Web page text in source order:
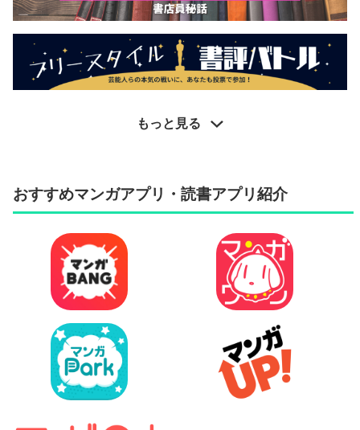
もっと見る
おすすめマンガアプリ・読書アプリ紹介